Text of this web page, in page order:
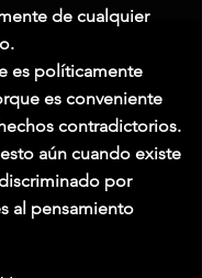
de cualquier
es políticamente
es conveniente
contradictorios.
aún cuando existe
por
al pensamiento